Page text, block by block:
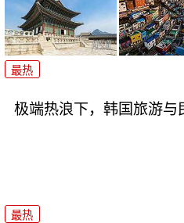
最热
极端热浪下，韩国旅游与
最热